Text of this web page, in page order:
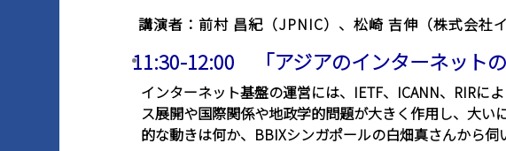
講演者：前村 昌紀（JPNIC）、松崎 吉伸（株式会社
11:30-12:00 「アジアのインターネットの
インターネット基盤の運営には、IETF、ICANN、RIRに
ス展開や国際関係や地政学的問題が大きく作用し、大
的な動きは何か、BBIXシンガポールの白畑真さんから伺